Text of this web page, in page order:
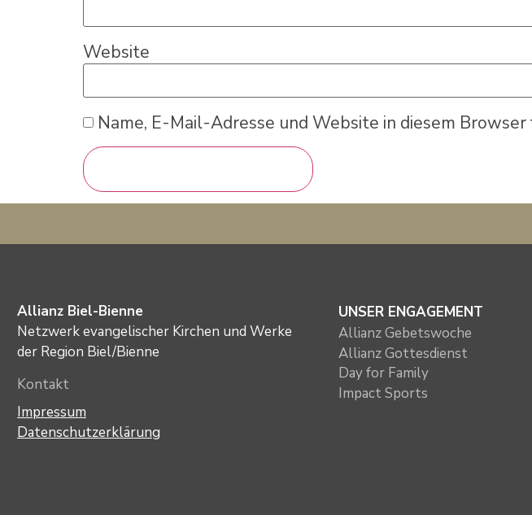
Website
Name, E-Mail-Adresse und Website in diesem
Allianz Biel-Bienne
Netzwerk evangelischer Kirchen und Werke
der Region Biel/Bienne
Kontakt
Impressum
Datenschutzerklärung
UNSER ENGAGEMENT
Allianz Gebetswoche
Allianz Gottesdienst
Day for Family
Impact Sports